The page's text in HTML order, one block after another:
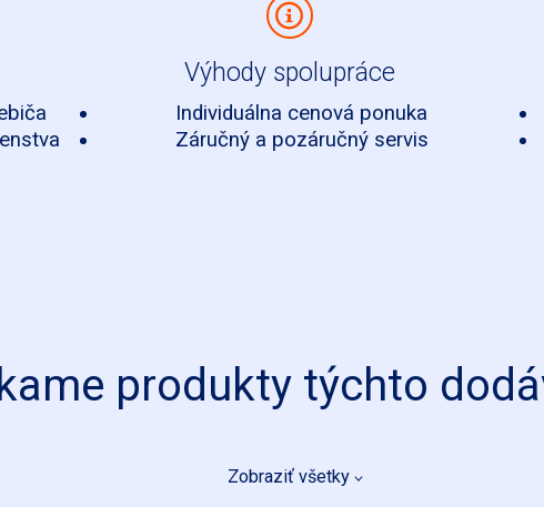
Výhody spolupráce
Individuálna cenová ponuka
Záručný a pozáručný servis
produkty týchto
Zobraziť všetky